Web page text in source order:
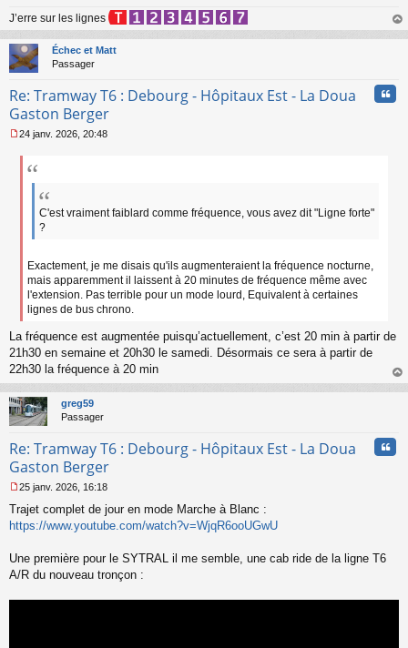
J’erre sur les lignes
au
Échec et Matt
Passager
Re: Tramway T6 : Debourg - Hôpitaux Est - La Doua
Gaston Berger
e
24 janv. 2026, 20:48
C'est vraiment faiblard comme fréquence, vous avez dit "Ligne forte"
?
Exactement, je me disais qu'ils augmenteraient la fréquence nocturne,
mais apparemment il laissent à 20 minutes de fréquence même avec
l'extension. Pas terrible pour un mode lourd, Equivalent à certaines
lignes de bus chrono.
La fréquence est augmentée puisqu’actuellement, c’est 20 min à partir de
21h30 en semaine et 20h30 le samedi. Désormais ce sera à partir de
22h30 la fréquence à 20 min
au
greg59
Passager
Re: Tramway T6 : Debourg - Hôpitaux Est - La Doua
Gaston Berger
e
s
g
e
25 janv. 2026, 16:18
Trajet complet de jour en mode Marche à Blanc :
https://www.youtube.com/watch?v=WjqR6ooUGwU
Une première pour le SYTRAL il me semble, une cab ride de la ligne T6
A/R du nouveau tronçon :